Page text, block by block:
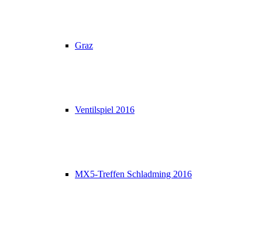
Graz
Ventilspiel 2016
MX5-Treffen Schladming 2016